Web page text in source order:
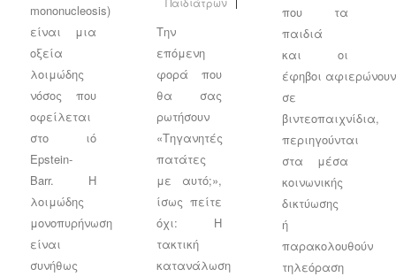
mononucleosis)
είναι μια
οξεία
λοιμώδης
νόσος που
οφείλεται
στο ιό
Epstein-
Barr. Η
λοιμώδης
μονοπυρήνωση
είναι
συνήθως
Την
επόμενη
φορά που
θα σας
ρωτήσουν
«Τηγανητές
πατάτες
με αυτό;»,
ίσως πείτε
όχι: Η
τακτική
κατανάλωση
που τα
παιδιά
και οι
έφηβοι αφιερώνουν
σε
βιντεοπαιχνίδια,
περιηγούνται
στα μέσα
κοινωνικής
δικτύωσης
ή
παρακολουθούν
τηλεόραση